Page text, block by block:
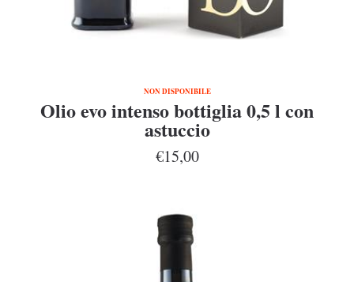
NON DISPONIBILE
Olio evo intenso bottiglia 0,5 l con
astuccio
€15,00